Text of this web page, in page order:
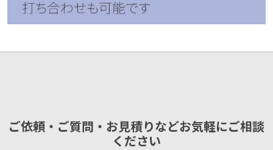
ご依頼・ご質問・お見積りなどお気軽にご相談
ください